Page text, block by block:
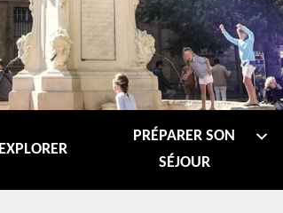
EXPLORER
PRÉPARER SON
SÉJOUR